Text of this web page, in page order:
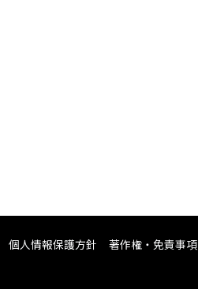
個人情報保護方針 著作権・免責事項